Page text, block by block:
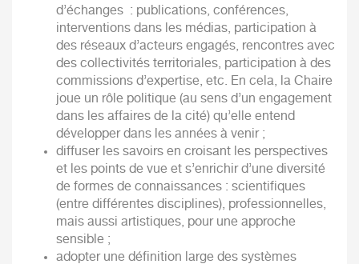
d’échanges : publications, conférences,
interventions dans les médias, participation à
des réseaux d’acteurs engagés, rencontres avec
des collectivités territoriales, participation à des
commissions d’expertise, etc. En cela, la Chaire
joue un rôle politique (au sens d’un engagement
dans les affaires de la cité) qu’elle entend
développer dans les années à venir ;
diffuser les savoirs en croisant les perspectives
et les points de vue et s’enrichir d’une diversité
de formes de connaissances : scientifiques
(entre différentes disciplines), professionnelles,
mais aussi artistiques, pour une approche
sensible ;
adopter une définition large des systèmes